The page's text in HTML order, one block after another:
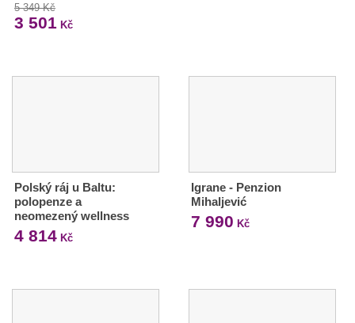
5 349 Kč
3 501 Kč
Polský ráj u Baltu:
polopenze a
neomezený wellness
4 814 Kč
Igrane - Penzion
Mihaljević
7 990 Kč